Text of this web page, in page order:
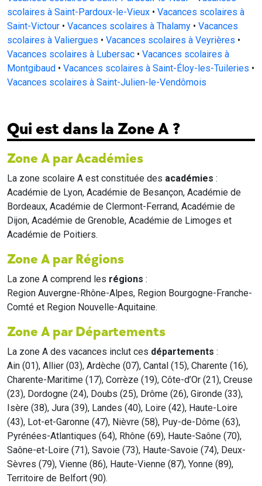
scolaires à Saint-Pardoux-le-Vieux • Vacances scolaires à
Saint-Victour • Vacances scolaires à Thalamy • Vacances
scolaires à Valiergues • Vacances scolaires à Veyrières •
Vacances scolaires à Lubersac • Vacances scolaires à
Montgibaud • Vacances scolaires à Saint-Éloy-les-Tuileries •
Vacances scolaires à Saint-Julien-le-Vendômois
Qui est dans la Zone A ?
Zone A par Académies
La zone scolaire A est constituée des académies :
Académie de Lyon, Académie de Besançon, Académie de
Bordeaux, Académie de Clermont-Ferrand, Académie de
Dijon, Académie de Grenoble, Académie de Limoges et
Académie de Poitiers.
Zone A par Régions
La zone A comprend les régions :
Region Auvergne-Rhône-Alpes, Region Bourgogne-Franche-
Comté et Region Nouvelle-Aquitaine.
Zone A par Départements
La zone A des vacances inclut ces départements :
Ain (01), Allier (03), Ardèche (07), Cantal (15), Charente (16),
Charente-Maritime (17), Corrèze (19), Côte-d’Or (21), Creuse
(23), Dordogne (24), Doubs (25), Drôme (26), Gironde (33),
Isère (38), Jura (39), Landes (40), Loire (42), Haute-Loire
(43), Lot-et-Garonne (47), Nièvre (58), Puy-de-Dôme (63),
Pyrénées-Atlantiques (64), Rhône (69), Haute-Saône (70),
Saône-et-Loire (71), Savoie (73), Haute-Savoie (74), Deux-
Sèvres (79), Vienne (86), Haute-Vienne (87), Yonne (89),
Territoire de Belfort (90).